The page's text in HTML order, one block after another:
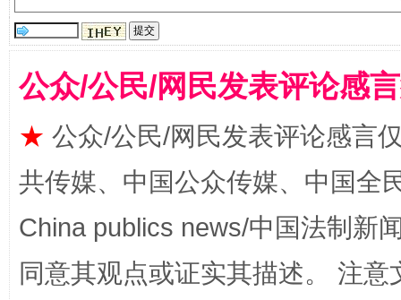
受贿1.44亿！段成刚被判无期 从幼
全民健身五年计划来了！等你上场
公众/公民/网民发表评论感
★ 公众/公民/网民发表评论感言
共传媒、中国公众传媒、中国全
China publics news/中国法制新
同意其观点或证实其描述。 注